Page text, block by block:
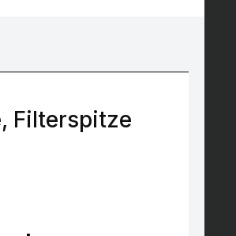
Filterspitze